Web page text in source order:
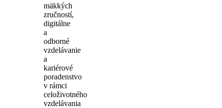
mäkkých
zručností,
digitálne
a
odborné
vzdelávanie
a
kariérové
poradenstvo
v rámci
celoživotného
vzdelávania